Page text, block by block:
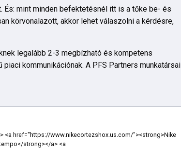
És: mint minden befektetésnél itt is a tőke be- és
körvonalazott, akkor lehet válaszolni a kérdésre,
legalább 2-3 megbízható és kompetens
kommunikációnak. A PFS Partners munkatársai
href="https://www.airmax-98.us.com/"><strong>Nike Air Max 98</strong></a> <a href="https://www.kyrieirvingbasketballshoes.us.com/"><strong>Nike Kyrie</strong></a> <a href="https://www.nike-outletstoreonlineshopping.us.com/"><strong>Nike Outlet Store Online Shopping</strong></a> <a href="https://www.airjordanshoesretros.us.com/"><strong>Air Jordan Retro</strong></a> <a href="https://www.christianlouboutinshoessaleoutlet.us/"><strong>Christian Louboutin Shoes</strong></a> <a href="https://www.nikeshoess.us.org/"><strong>Kids Nike Shoes</strong></a> <a href="https://www.louboutinshoess.us/"><strong>Christian Louboutin Shoes</strong></a> <a href="https://www.yeezyshoess.us.com/"><strong>Yeezy</strong></a> <a href="https://www.jordanretroshoes.us.org/"><strong>Air Jordan Shoes</strong></a> <a href="https://www.michael-jordanshoes.us.com/"><strong>Air Jordan Shoes</strong></a> <a href="https://www.nikeshoescybermondayblackfriday.us.com/"><strong>Nike Shoes Black Friday</strong></a> <a href="https://www.pandorashop.ca/"><strong>Pandora Canada</strong></a> <a href="https://www.adidas-nmds.us.org/"><strong>NMD</strong></a> <a href="https://www.nikeshoesfactorys.us.com/"><strong>Nike Yeezy</strong></a> <a href="https://www.christianslouboutin.us.com/"><strong>Christian Louboutin Outlet</strong></a> <a href="https://www.lebron17.us.org/"><strong>Lebron 17 Low</strong></a> <a href="https://www.redbottomshoes-forwomen.us/"><strong>Red Bottom Shoes</strong></a> <a href="https://www.nikeoutletstores.us.org/"><strong>Nike Outlet Store</strong></a> <a href="https://www.nikeshoesonlines.us.com/"><strong>Nike Shoes</strong></a> <a href="https://www.pandoracanadajewelrycharms.ca/"><strong>Pandora Canada</strong></a> <a href="https://www.nikefreernrun.us.com/"><strong>Nike Free rn</strong></a> <a href="https://www.air-jordansretro.us.com/"><strong>Jordan Retro</strong></a> <a href="https://www.nike--shoes.us.com/"><strong>Nike Shoes For Men</strong></a> <a href="https://www.new-nikeshoes.us.com/"><strong>New Nike Shoes</strong></a> <a href="https://www.red-bottomheels.us/"><strong>Christian Louboutin Heels</strong></a> <a href="https://www.shoes-yeezy.us.com/"><strong>Cheap Yeezy</strong></a> <a href="https://www.newshoes2019.us/"><strong>New Shoes</strong></a> <a href="https://www.nikeoutletstoreclearance.us.com/"><strong>Nike Outlet Store</strong></a> <a href="https://www.pandoracom.ca/"><strong>Pandora</strong></a> <a href="https://www.nikefactorys.us/"><strong>Nike Factory Outlet</strong></a> <a href="https://www.vansshoes-outlets.us.com/"><strong>Vans Shoes Outlet</strong></a> <a href="https://www.nike-basketballshoes.us.org/"><strong>Nike Basketball Shoes</strong></a> <a href="https://www.nikeairforce.us.org/"><strong>Nike Air Force</strong></a> <a href="https://www.pandoracharmscom.us/"><strong>Pandora Charms</strong></a> <a href="https://www.christian-louboutins-shoes.us.com/"><strong>Christian Louboutin Shoes</strong></a> <a href="https://www.christian-louboutinoutletsale.us.com/"><strong>Louboutin Outlet</strong></a> <a href="https://www.pandorasjewelryoutlet.us.com/"><strong>Pandora Jewelry Outlet</strong></a> <a href="https://www.nikestorefactory.us.com/"><strong>Nike Store</strong></a> <a href="https://www.jewelrycharms.us/"><strong>Pandora Jewelry</strong></a> <a href="https://www.pandorabraceletsforwomen.us/"><strong>Pandora Bracelets</strong></a> <a href="https://www.lebron16shoes.us/"><strong>Lebron 16</strong></a> <a href="https://www.charmsbracelet.uk.com/"><strong>Pandora UK</strong></a> <a href="https://www.yeezyscheap.us.com/"><strong>Yeezys</strong></a> <a href="https://www.nikes-sneakers.us.com/"><strong>Nike Sneakers For Men</strong></a> <a href="https://www.nikeshoesclearance.us.com/"><strong>Nike Clearance Sale</s